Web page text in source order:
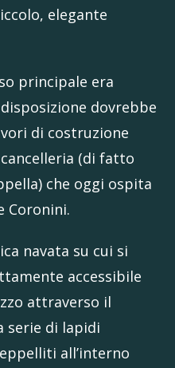
elegante
principale era
dovrebbe
di costruzione
(di fatto
che oggi ospita
Coronini.
navata su cui si
accessibile
attraverso il
serie di lapidi
all’interno